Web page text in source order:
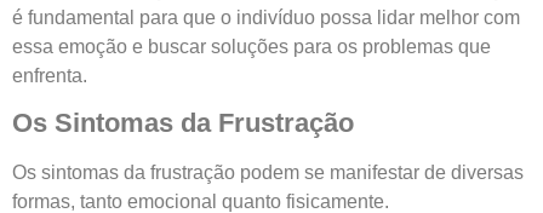
é fundamental para que o indivíduo possa lidar melhor com
essa emoção e buscar soluções para os problemas que
enfrenta.
Os Sintomas da Frustração
Os sintomas da frustração podem se manifestar de diversas
formas, tanto emocional quanto fisicamente.